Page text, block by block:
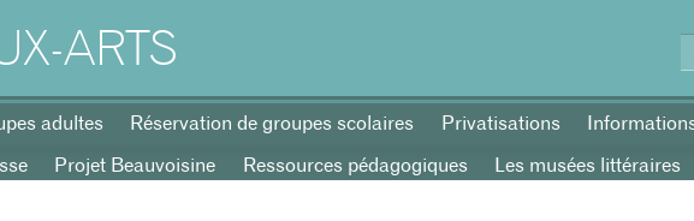
ARTS
adultes Réservation de groupes scolaires Privatisations
Projet Beauvoisine Ressources pédagogiques Les musées littéraires